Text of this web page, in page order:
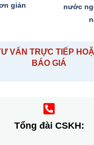
giản
nước
VẤN TRỰC TIẾP
BÁO GIÁ
Tổng đài CSKH: